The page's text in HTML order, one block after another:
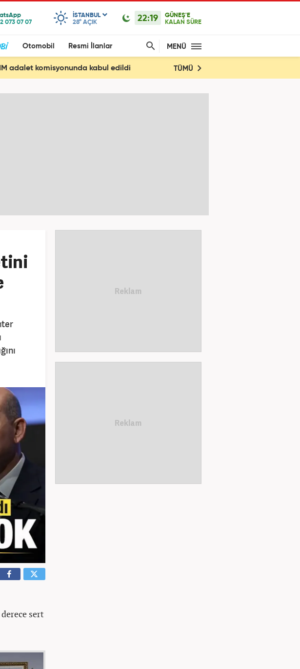
ISTANBUL
28° AÇIK 22:19
GÜNEŞ'E
KALAN SÜRE
Otomobil Resmi İlanlar MENÜ
adalet komisyonunda kabul edildi TÜMÜ
sert